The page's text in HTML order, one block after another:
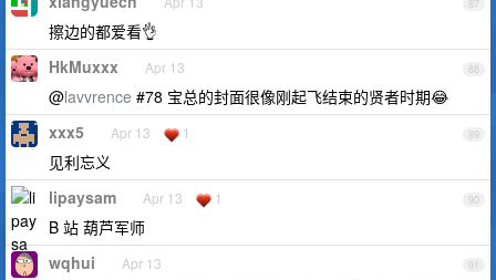
87
擦边的都爱看👌
88
HkMuxxx Apr 13
@lavvrence #78 宝总的封面很像刚起飞结束的贤者时期😂
89
xxx5 Apr 13 1
见利忘义
90
lipaysam Apr 13 1
B 站 葫芦军师
91
wqhui Apr 13